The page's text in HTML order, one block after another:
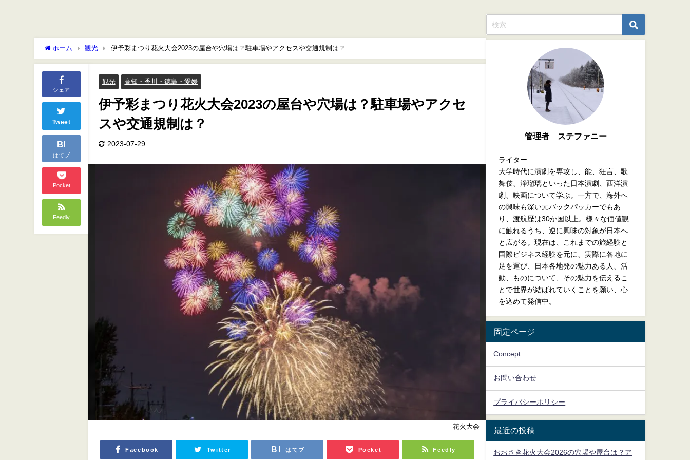
ホーム 観光 伊予彩まつり花火大会2023の屋台や穴場は？駐車場やアクセスや交通規制は？
シェア
Tweet
B!
はてブ
Pocket
Feedly
観光 高知・香川・徳島・愛媛
伊予彩まつり花火大会2023の屋台や穴場は？駐車場やアクセ
スや交通規制は？
2023-07-29
花火大会
Facebook Twitter はてブ Pocket Feedly
管理者 ステファニー
ライター
大学時代に演劇を専攻し、能、狂言、歌
舞伎、浄瑠璃といった日本演劇、西洋演
劇、映画について学ぶ。一方で、海外へ
の興味も深い元バックパッカーでもあ
り、渡航歴は30か国以上。様々な価値観
に触れるうち、逆に興味の対象が日本へ
と広がる。現在は、これまでの旅経験と
国際ビジネス経験を元に、実際に各地に
足を運び、日本各地発の魅力ある人、活
動、ものについて、その魅力を伝えるこ
とで世界が結ばれていくことを願い、心
を込めて発信中。
固定ページ
Concept
お問い合わせ
プライバシーポリシー
最近の投稿
おおさき花火大会2026の穴場や屋台は？ア